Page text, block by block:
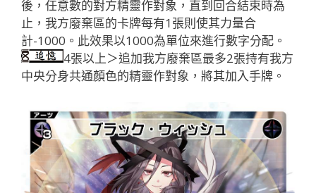
後，任意數的對方精靈作對象，直到回合結束時為
止，我方廢棄區的卡牌每有1張則使其力量合
計-1000。此效果以1000為單位來進行數字分配。
4張以上＞追加我方廢棄區最多2張持有我方
中央分身共通顏色的精靈作對象，將其加入手牌。